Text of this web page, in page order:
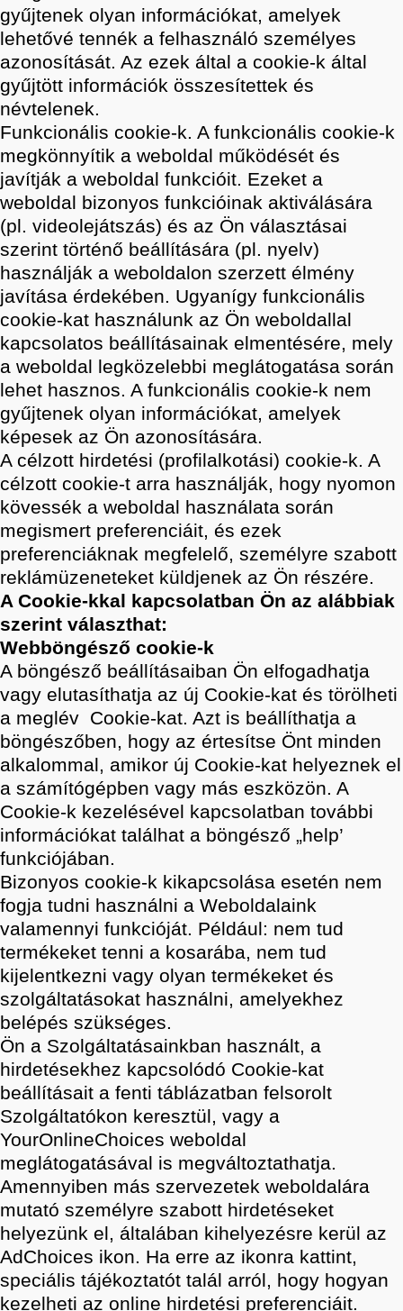
gyűjtenek olyan információkat, amelyek
lehetővé tennék a felhasználó személyes
azonosítását. Az ezek által a cookie-k által
gyűjtött információk összesítettek és
névtelenek.
Funkcionális cookie-k. A funkcionális cookie-k
megkönnyítik a weboldal működését és
javítják a weboldal funkcióit. Ezeket a
weboldal bizonyos funkcióinak aktiválására
(pl. videolejátszás) és az Ön választásai
szerint történő beállítására (pl. nyelv)
használják a weboldalon szerzett élmény
javítása érdekében. Ugyanígy funkcionális
cookie-kat használunk az Ön weboldallal
kapcsolatos beállításainak elmentésére, mely
a weboldal legközelebbi meglátogatása során
lehet hasznos. A funkcionális cookie-k nem
gyűjtenek olyan információkat, amelyek
képesek az Ön azonosítására.
A célzott hirdetési (profilalkotási) cookie-k. A
célzott cookie-t arra használják, hogy nyomon
kövessék a weboldal használata során
megismert preferenciáit, és ezek
preferenciáknak megfelelő, személyre szabott
reklámüzeneteket küldjenek az Ön részére.
A Cookie-kkal kapcsolatban Ön az alábbiak
szerint választhat:
Webböngésző cookie-k
A böngésző beállításaiban Ön elfogadhatja
vagy elutasíthatja az új Cookie-kat és törölheti
a meglév Cookie-kat. Azt is beállíthatja a
böngészőben, hogy az értesítse Önt minden
alkalommal, amikor új Cookie-kat helyeznek el
a számítógépben vagy más eszközön. A
Cookie-k kezelésével kapcsolatban további
információkat találhat a böngésző „help’
funkciójában.
Bizonyos cookie-k kikapcsolása esetén nem
fogja tudni használni a Weboldalaink
valamennyi funkcióját. Például: nem tud
termékeket tenni a kosarába, nem tud
kijelentkezni vagy olyan termékeket és
szolgáltatásokat használni, amelyekhez
belépés szükséges.
Ön a Szolgáltatásainkban használt, a
hirdetésekhez kapcsolódó Cookie-kat
beállításait a fenti táblázatban felsorolt
Szolgáltatókon keresztül, vagy a
YourOnlineChoices weboldal
meglátogatásával is megváltoztathatja.
Amennyiben más szervezetek weboldalára
mutató személyre szabott hirdetéseket
helyezünk el, általában kihelyezésre kerül az
AdChoices ikon. Ha erre az ikonra kattint,
speciális tájékoztatót talál arról, hogy hogyan
kezelheti az online hirdetési preferenciáit.